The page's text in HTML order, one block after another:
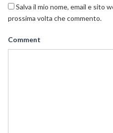
Salva il mio nome, email e sito
prossima volta che commento.
Comment